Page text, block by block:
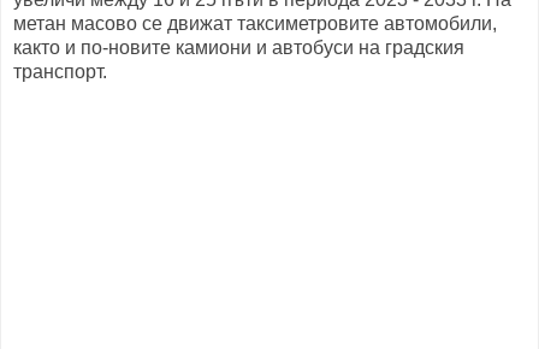
метан масово се движат таксиметровите автомобили,
както и по-новите камиони и автобуси на градския
транспорт.